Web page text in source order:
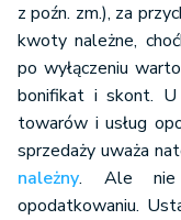
z poźn. zm.), za
kwoty należne,
po wyłączeniu
bonifikat i skont. U
towarów i usług
sprzedaży uważa
należny. Ale nie
opodatkowaniu.